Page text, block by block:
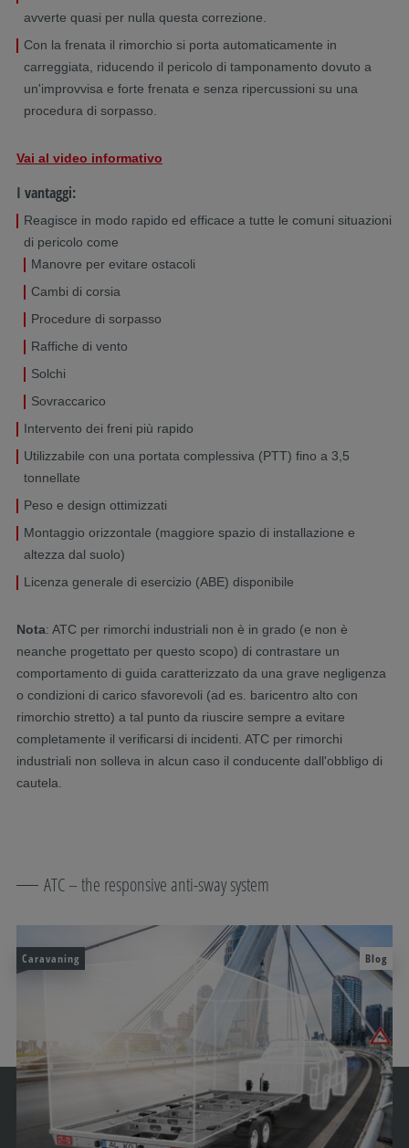
avverte quasi per nulla questa correzione.
Con la frenata il rimorchio si porta automaticamente in
carreggiata, riducendo il pericolo di tamponamento dovuto a
un'improvvisa e forte frenata e senza ripercussioni su una
procedura di sorpasso.
Vai al video informativo
I vantaggi:
Reagisce in modo rapido ed efficace a tutte le comuni situazioni
di pericolo come
Manovre per evitare ostacoli
Cambi di corsia
Procedure di sorpasso
Raffiche di vento
Solchi
Sovraccarico
Intervento dei freni più rapido
Utilizzabile con una portata complessiva (PTT) fino a 3,5
tonnellate
Peso e design ottimizzati
Montaggio orizzontale (maggiore spazio di installazione e
altezza dal suolo)
Licenza generale di esercizio (ABE) disponibile
Nota: ATC per rimorchi industriali non è in grado (e non è
neanche progettato per questo scopo) di contrastare un
comportamento di guida caratterizzato da una grave negligenza
o condizioni di carico sfavorevoli (ad es. baricentro alto con
rimorchio stretto) a tal punto da riuscire sempre a evitare
completamente il verificarsi di incidenti. ATC per rimorchi
industriali non solleva in alcun caso il conducente dall'obbligo di
cautela.
ATC – the responsive anti-sway system
Caravaning Blog